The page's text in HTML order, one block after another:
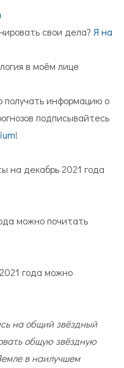
свои дела? Я на
в моём лице
получать информацию о
подписывайтесь
!
на декабрь 2021 года
можно почитать
года можно
на общий звёздный
общую звёздную
в наилучшем